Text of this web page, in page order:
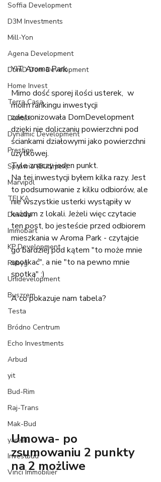
Soffia Development
D3M Investments
Mill-Yon
Agena Development
DomD Dom Development
Home Invest
Terra Casa
Dantex
Dynamic Development
Prestige
Sprawia (Budimex)
Marvipol
TELKA
Develia
Immobart
KP Development
Robyg
Unidevelopment
Buszrem
Testa
Bródno Centrum
Echo Investments
Arbud
yit
Bud-Rim
Raj-Trans
Mak-Bud
yareal
Investbud
Vinci Immobilier
YIT Aroma Park
Mimo dość sporej ilości usterek,  w
moim rankingu inwestycji
zdetronizowała DomDevelopment
dzięki nie doliczaniu powierzchni pod
ściankami działowymi jako powierzchni
użytkowej.
Tyle znaczy jeden punkt.
Na tej inwestycji byłem kilka razy. Jest
to podsumowanie z kilku odbiorów, ale
nie wszystkie usterki wystąpiły w
każdym z lokali. Jeżeli więc czytacie
ten post, bo jesteście przed odbiorem
mieszkania w Aroma Park - czytajcie
go bardziej pod kątem "to może mnie
spotkać", a nie "to na pewno mnie
spotka" :)
A co pokazuje nam tabela?
Umowa- po
zsumowaniu 2 punkty
na 2 możliwe